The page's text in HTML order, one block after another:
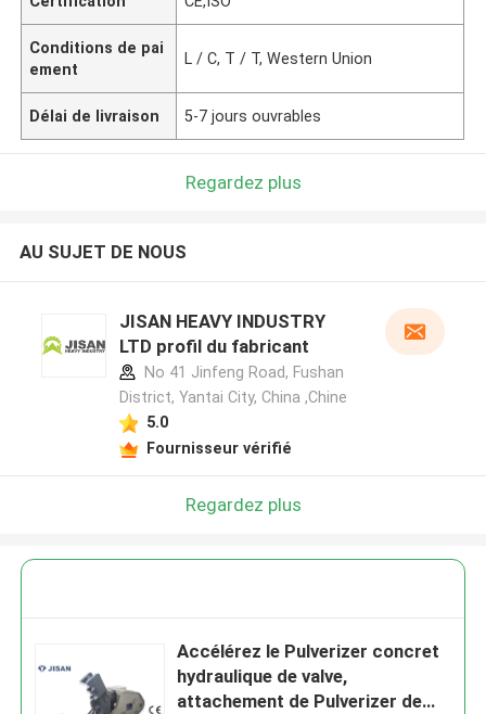
Conditions de pai
ement
L / C, T / T, Western Union
Délai de livraison 5-7 jours ouvrables
Regardez plus
AU SUJET DE NOUS
JISAN HEAVY INDUSTRY
LTD profil du fabricant
No 41 Jinfeng Road, Fushan
District, Yantai City, China ,Chine
5.0
Fournisseur vérifié
Regardez plus
Accélérez le Pulverizer concret
hydraulique de valve,
attachement de Pulverizer de